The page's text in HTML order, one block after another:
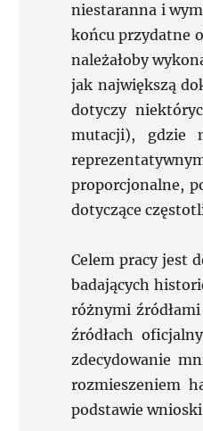
niestaranna i
końcu przydatne
należałoby
jak największą
dotyczy
mutacji), gdzie
proporcjonalne,
dotyczące
Celem pracy jest
badających
różnymi źródłami
źródłach
zdecydowanie
rozmieszeniem
podstawie